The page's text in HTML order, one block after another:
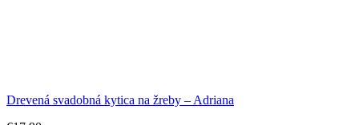
Drevená svadobná kytica na žreby – Adriana